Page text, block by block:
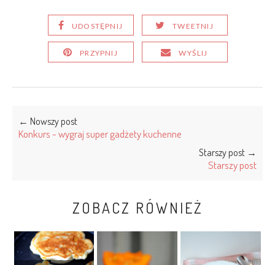
UDOSTĘPNIJ TWEETNIJ
PRZYPNIJ WYŚLIJ
← Nowszy post
Konkurs - wygraj super gadżety kuchenne
Starszy post →
Starszy post
ZOBACZ RÓWNIEŻ